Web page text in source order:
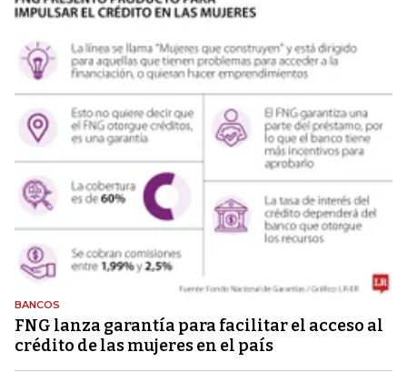
BANCOS
FNG lanza garantía para facilitar el acceso al
crédito de las mujeres en el país